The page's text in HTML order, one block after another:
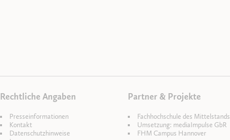
Rechtliche Angaben
Presseinformationen
Kontakt
Datenschutzhinweise
Partner & Projekte
Fachhochschule des Mittelstands
Umsetzung: mediaImpulse GbR
FHM Campus Hannover